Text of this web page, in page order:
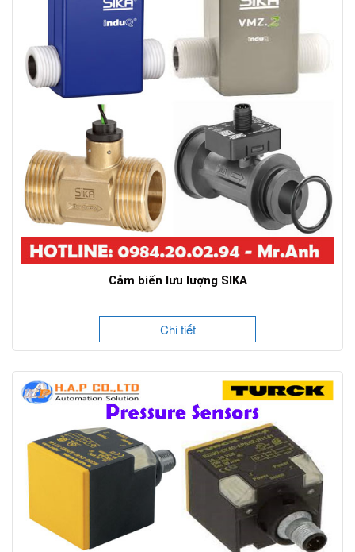
Cảm biến lưu lượng SIKA
Chi tiết